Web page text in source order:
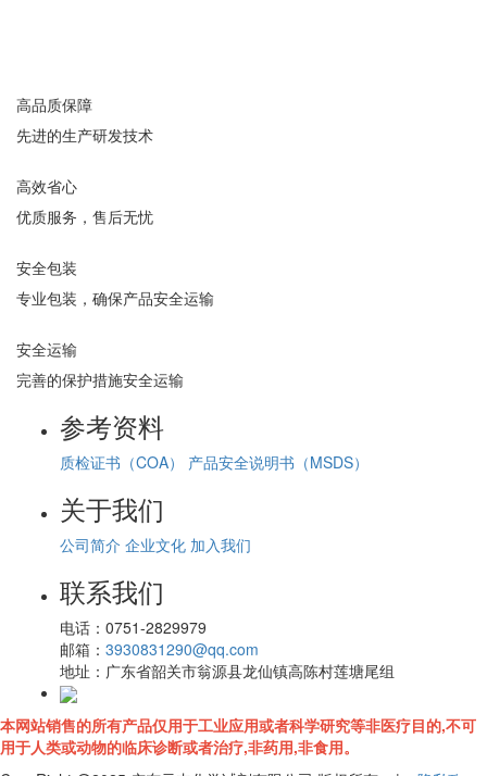
高品质保障
先进的生产研发技术
高效省心
优质服务，售后无忧
安全包装
专业包装，确保产品安全运输
安全运输
完善的保护措施安全运输
参考资料
质检证书（COA） 产品安全说明书（MSDS）
关于我们
公司简介 企业文化 加入我们
联系我们
电话： 0751-2829979
邮箱： 3930831290@qq.com
地址： 广东省韶关市翁源县龙仙镇高陈村莲塘尾组
本网站销售的所有产品仅用于工业应用或者科学研究等非医疗目的,不可
用于人类或动物的临床诊断或者治疗,非药用,非食用。